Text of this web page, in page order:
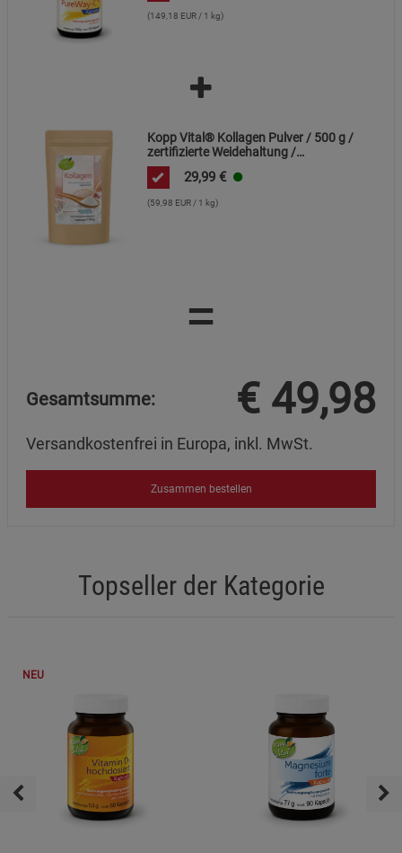
(149,18 EUR / 1 kg)
Kopp Vital® Kollagen Pulver / 500 g /
zertifizierte Weidehaltung /
Kollagenhydrolysat / Kollagenpeptid /
91% Eiweiß
29,99 €
(59,98 EUR / 1 kg)
=
Gesamtsumme: € 49,98
Versandkostenfrei in Europa, inkl. MwSt.
Zusammen bestellen
Topseller der Kategorie
NEU